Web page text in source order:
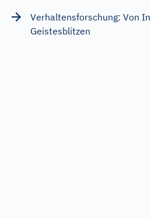
Verhaltensforschung: Von
Geistesblitzen